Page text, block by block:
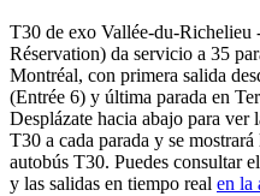
T30 de exo Vallée-du-Richelieu
Réservation) da servicio a 35
Montréal, con primera salida
(Entrée 6) y última parada en
Desplázate hacia abajo para ver
T30 a cada parada y se
autobús T30. Puedes consultar
y las salidas en tiempo real en la